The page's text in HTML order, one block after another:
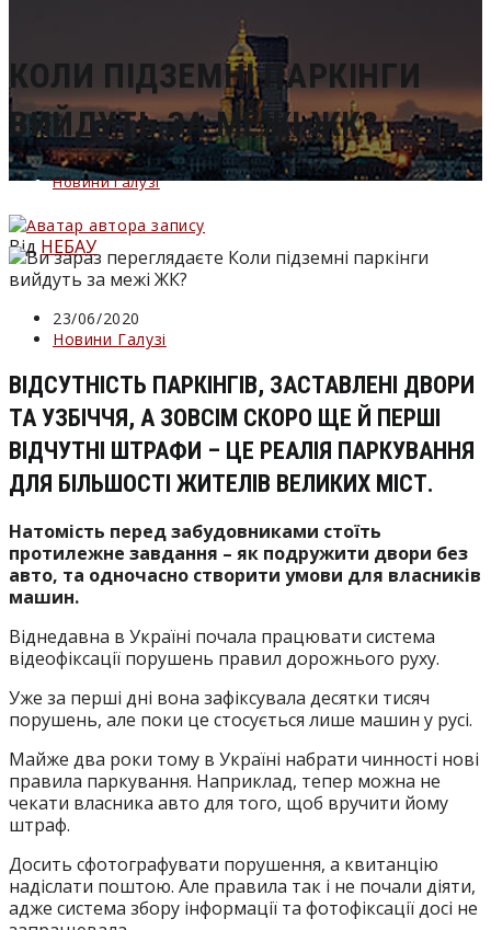
КОЛИ ПІДЗЕМНІ ПАРКІНГИ
ВИЙДУТЬ ЗА МЕЖІ ЖК?
Новини Галузі
Від НЕБАУ
Запис
опубліковано:
23/06/2020
Категорія
Новини Галузі
ВІДСУТНІСТЬ ПАРКІНГІВ, ЗАСТАВЛЕНІ ДВОРИ
ТА УЗБІЧЧЯ, А ЗОВСІМ СКОРО ЩЕ Й ПЕРШІ
ВІДЧУТНІ ШТРАФИ – ЦЕ РЕАЛІЯ ПАРКУВАННЯ
ДЛЯ БІЛЬШОСТІ ЖИТЕЛІВ ВЕЛИКИХ МІСТ.
Натомість перед забудовниками стоїть
протилежне завдання – як подружити двори без
авто, та одночасно створити умови для власників
машин.
Віднедавна в Україні почала працювати система
відеофіксації порушень правил дорожнього руху.
Уже за перші дні вона зафіксувала десятки тисяч
порушень, але поки це стосується лише машин у русі.
Майже два роки тому в Україні набрати чинності нові
правила паркування. Наприклад, тепер можна не
чекати власника авто для того, щоб вручити йому
штраф.
Досить сфотографувати порушення, а квитанцію
надіслати поштою. Але правила так і не почали діяти,
адже система збору інформації та фотофіксації досі не